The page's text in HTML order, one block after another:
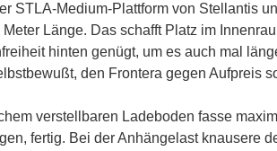
STLA-Medium-Plattform von Stellantis
Länge. Das schafft Platz im
hinten genügt, um es auch mal
den Frontera gegen Aufpreis
verstellbaren Ladeboden fasse
fertig. Bei der Anhängelast knausere